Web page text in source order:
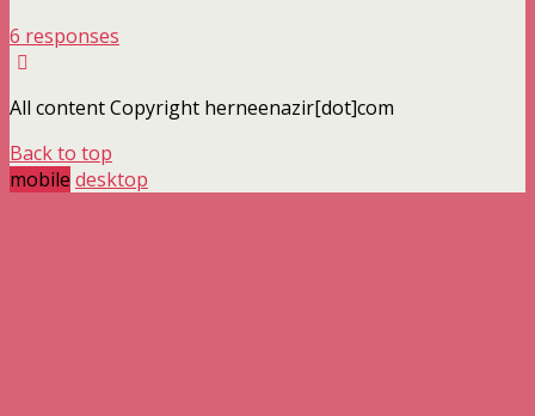
6 responses
All content Copyright herneenazir[dot]com
Back to top
mobile desktop